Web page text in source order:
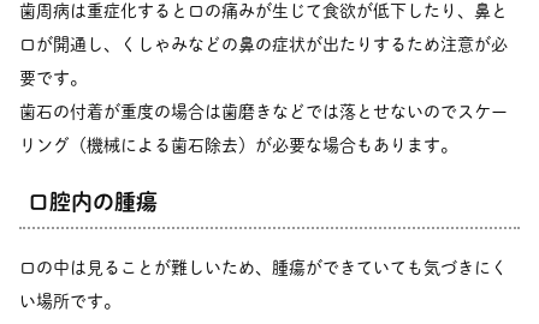
歯周病は重症化すると口の痛みが生じて食欲が低下したり、鼻と
口が開通し、くしゃみなどの鼻の症状が出たりするため注意が必
要です。
歯石の付着が重度の場合は歯磨きなどでは落とせないのでスケー
リング（機械による歯石除去）が必要な場合もあります。
口腔内の腫瘍
口の中は見ることが難しいため、腫瘍ができていても気づきにく
い場所です。